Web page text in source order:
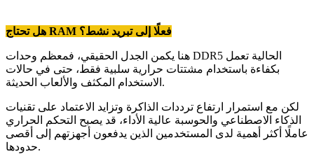
هل تحتاج RAM فعلًا إلى تبريد نشط؟
هنا يكمن الجدل الحقيقي، فمعظم وحدات DDR5 الحالية تعمل
بكفاءة باستخدام مشتتات حرارية سلبية فقط، حتى في حالات
الاستخدام المكثف والألعاب الحديثة.
لكن مع استمرار ارتفاع ترددات الذاكرة وتزايد الاعتماد على تقنيات
الذكاء الاصطناعي والحوسبة عالية الأداء، قد يصبح التحكم الحراري
عاملًا أكثر أهمية لدى المستخدمين الذين يدفعون أجهزتهم إلى أقصى
حدودها.